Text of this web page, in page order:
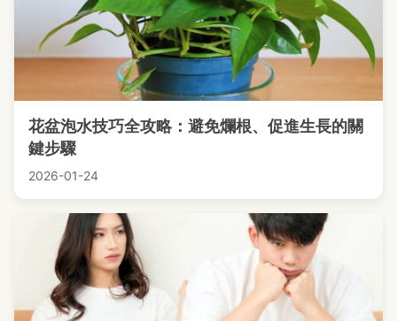
花盆泡水技巧全攻略：避免爛根、促進生長的關
鍵步驟
2026-01-24